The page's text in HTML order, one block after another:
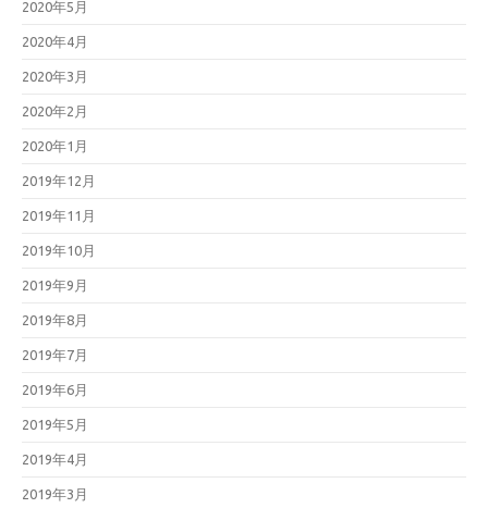
2020年5月
2020年4月
2020年3月
2020年2月
2020年1月
2019年12月
2019年11月
2019年10月
2019年9月
2019年8月
2019年7月
2019年6月
2019年5月
2019年4月
2019年3月